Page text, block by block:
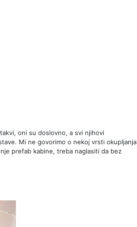
oni su doslovno, a svi njihovi
Mi ne govorimo o nekoj vrsti okupljanja
prefab kabine, treba naglasiti da bez